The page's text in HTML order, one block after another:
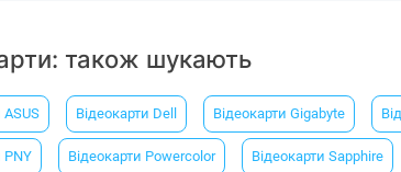
також шукають
ASUS Відеокарти Dell Відеокарти Gigabyte
PNY Відеокарти Powercolor Відеокарти Sapphire